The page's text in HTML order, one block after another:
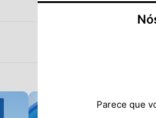
Parece que